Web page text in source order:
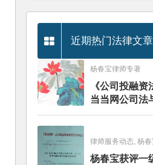
近期热门法律文章
杨春宝律师专著
《公司投融
当当网公司法
畅销图书榜
律师服务动态, 杨
杨春宝获评一